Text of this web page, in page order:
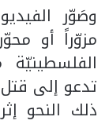
وصَوّر
مزوّراً أو
تدعو إلى
ذلك النحو